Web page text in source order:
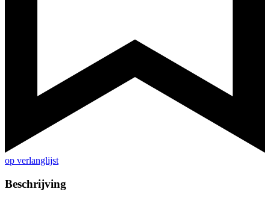
op verlanglijst
Beschrijving